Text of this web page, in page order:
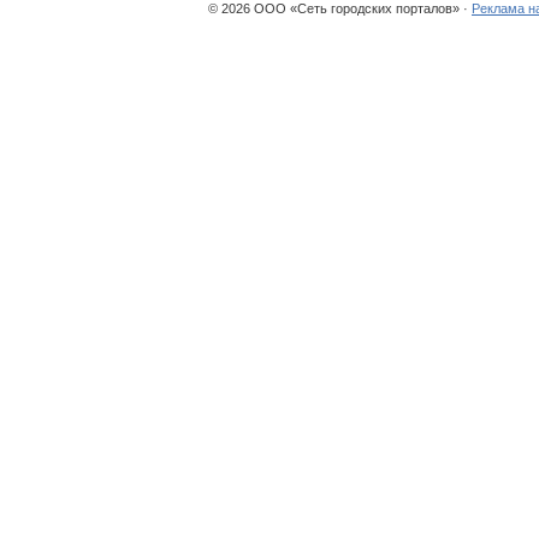
© 2026 ООО «Сеть городских порталов» · Реклама